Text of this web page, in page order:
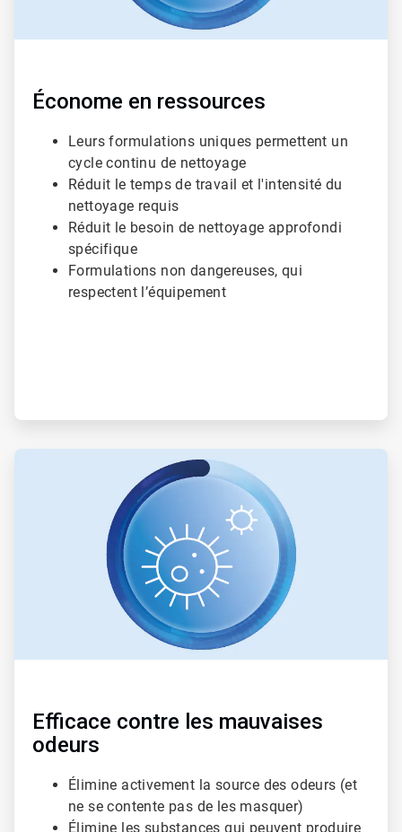
Économe en ressources
Leurs formulations uniques permettent un
cycle continu de nettoyage
Réduit le temps de travail et l'intensité du
nettoyage requis
Réduit le besoin de nettoyage approfondi
spécifique
Formulations non dangereuses, qui
respectent l’équipement
ArticleTile
Efficace contre les mauvaises
odeurs
Élimine activement la source des odeurs (et
ne se contente pas de les masquer)
Élimine les substances qui peuvent produire